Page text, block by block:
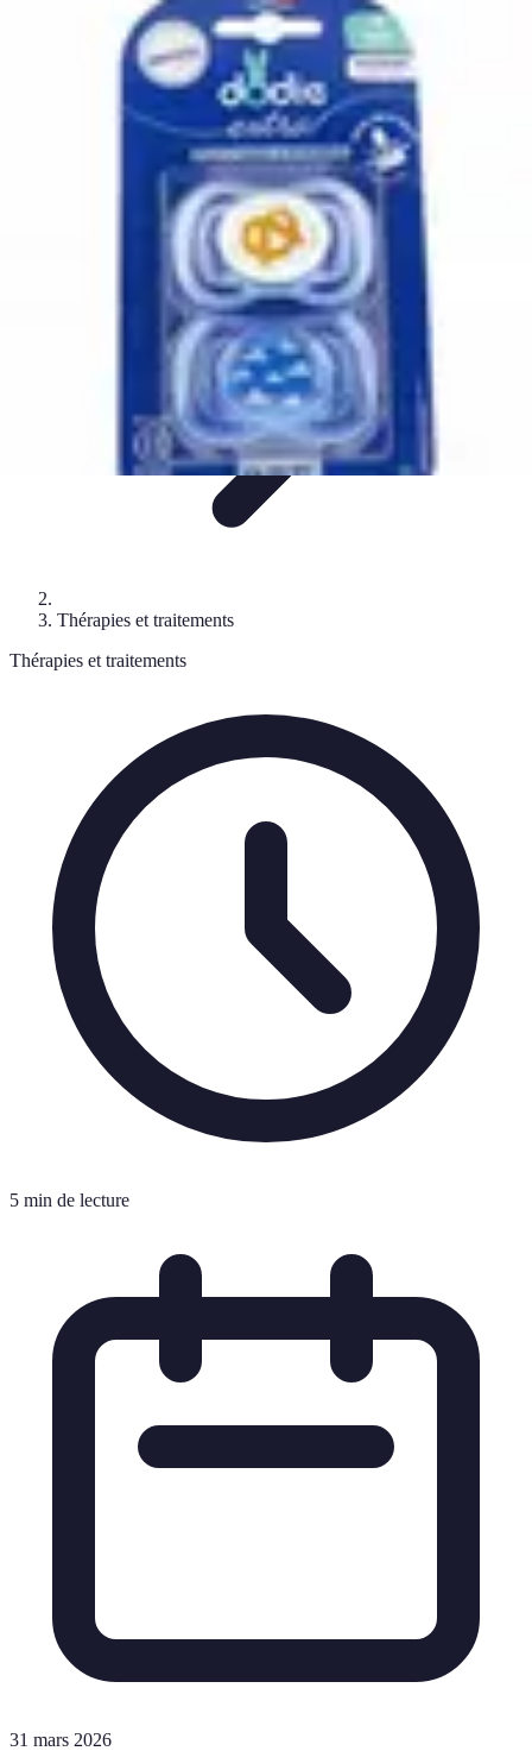
Medic Fournitures
Conseils d'achatAchat et gestionGestion des fournitures
Choix des fournitures
Medic Fournitures
Thérapies et traitements
Thérapies et traitements
5 min de lecture
31 mars 2026